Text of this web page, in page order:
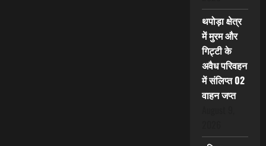
थपोड़ा क्षेत्र
में मुरम और
गिट्टी के
अवैध परिवहन
में संलिप्त 02
वाहन जप्त